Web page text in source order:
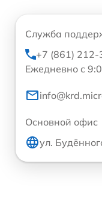
Служба
+7 (861)
Ежедневно с
Основной офис
ул.